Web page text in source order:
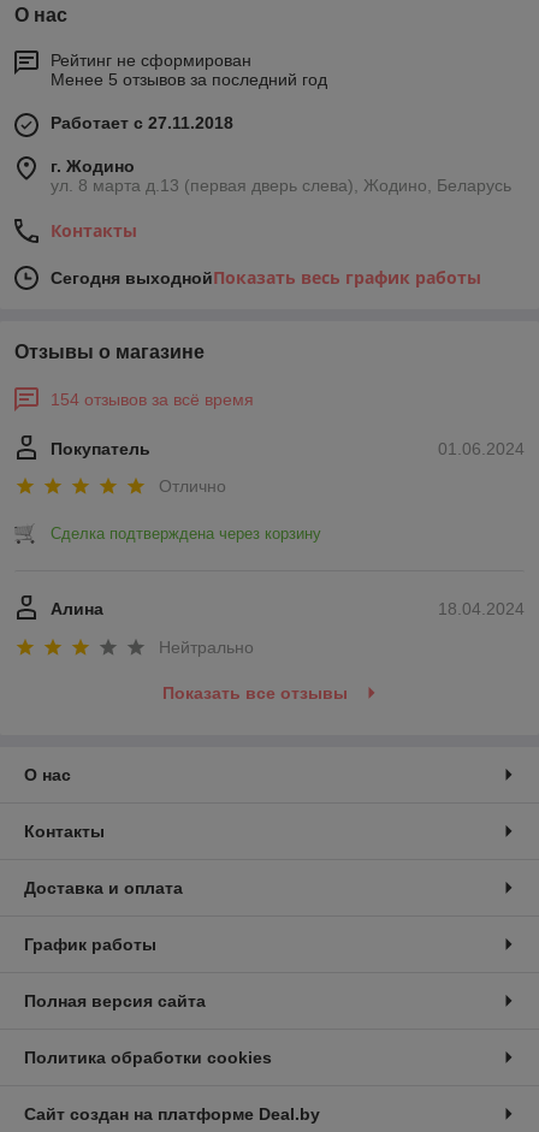
О нас
Рейтинг не сформирован
Менее 5 отзывов за последний год
Работает с 27.11.2018
г. Жодино
ул. 8 марта д.13 (первая дверь слева), Жодино, Беларусь
Контакты
Сегодня выходнойПоказать весь график работы
Отзывы о магазине
154 отзывов за всё время
01.06.2024
Покупатель
Отлично
Сделка подтверждена через корзину
18.04.2024
Алина
Нейтрально
Показать все отзывы
О нас
Контакты
Доставка и оплата
График работы
Полная версия сайта
Политика обработки cookies
Сайт создан на платформе Deal.by